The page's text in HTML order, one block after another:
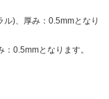
)、厚み：0.5mmとなり
0.5mmとなります。